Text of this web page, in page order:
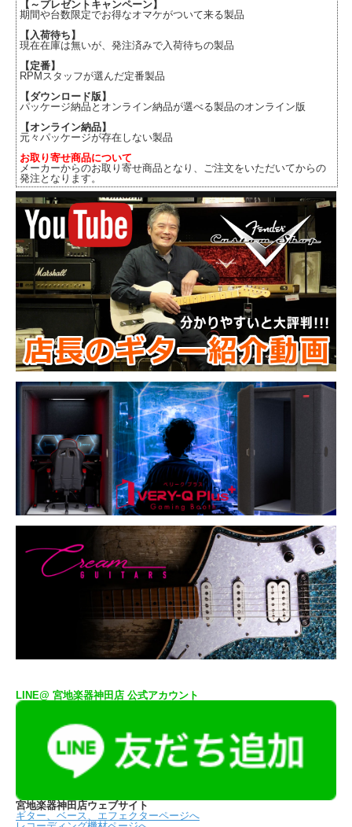
【～プレゼントキャンペーン】
期間や台数限定でお得なオマケがついて来る製品
【入荷待ち】
現在在庫は無いが、発注済みで入荷待ちの製品
【定番】
RPMスタッフが選んだ定番製品
【ダウンロード版】
パッケージ納品とオンライン納品が選べる製品のオンライン版
【オンライン納品】
元々パッケージが存在しない製品
お取り寄せ商品について
メーカーからのお取り寄せ商品となり、ご注文をいただいてからの
発注となります。
LINE@ 宮地楽器神田店 公式アカウント
宮地楽器神田店ウェブサイト
ギター、ベース、エフェクターページへ